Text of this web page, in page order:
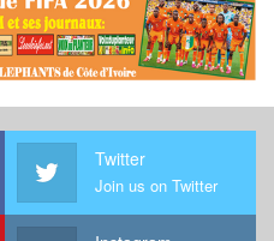
Twitter
Join us on Twitter